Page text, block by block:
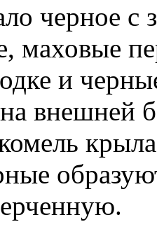
черное с
маховые
и
внешней